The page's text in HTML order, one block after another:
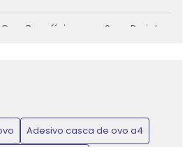
Benefícios para Seus Projetos
Inovação para Projetos
Adesivo casca de ovo a4